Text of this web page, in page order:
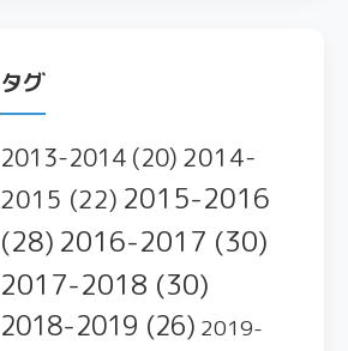
タグ
2013-2014 (20) 2014-
2015 (22) 2015-2016
(28) 2016-2017 (30)
2017-2018 (30)
2018-2019 (26) 2019-